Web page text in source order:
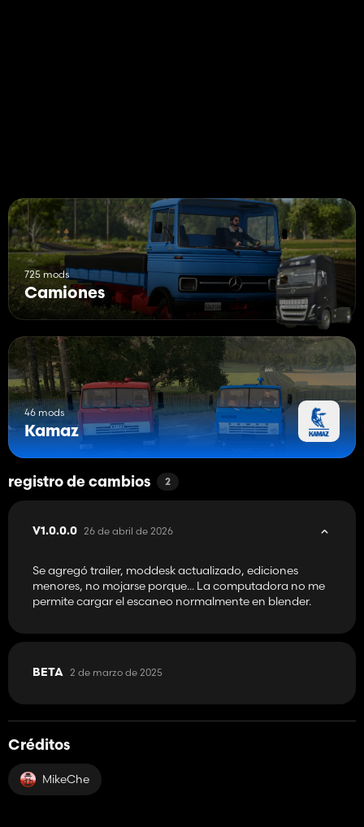
725 mods
Camiones
46 mods
Kamaz
registro de cambios 2
V1.0.0.0 26 de abril de 2026
Se agregó trailer, moddesk actualizado, ediciones
menores, no mojarse porque... La computadora no me
permite cargar el escaneo normalmente en blender.
BETA 2 de marzo de 2025
Créditos
MikeChe